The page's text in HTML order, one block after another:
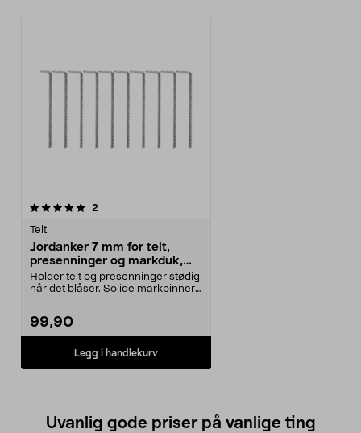
2
Telt
Jordanker 7 mm for telt,
presenninger og markduk,
10-pakning
Holder telt og presenninger stødig
når det blåser. Solide markpinner
99,90
Legg i handlekurv
Uvanlig gode priser på vanlige ting